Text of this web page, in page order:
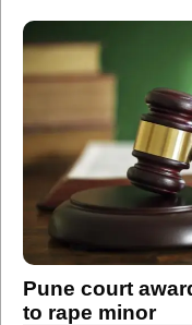
Pune court
to rape minor